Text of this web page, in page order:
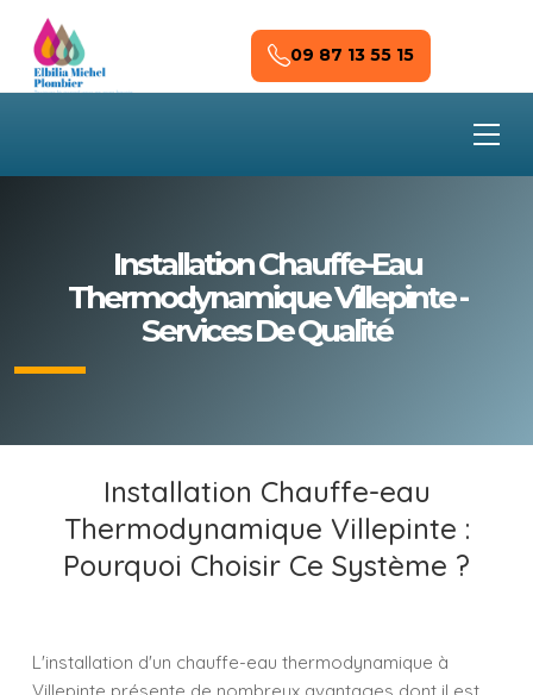
Skip to main content
09 87 13 55 15
Installation Chauffe-Eau
Thermodynamique Villepinte -
Services De Qualité
Installation Chauffe-eau
Thermodynamique Villepinte :
Pourquoi Choisir Ce Système ?
L'installation d'un chauffe-eau thermodynamique à